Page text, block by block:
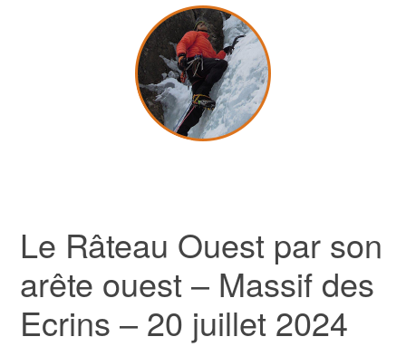
Le Râteau Ouest par son
arête ouest – Massif des
Ecrins – 20 juillet 2024